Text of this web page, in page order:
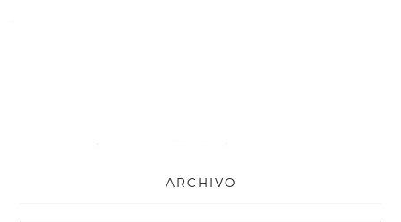
ARCHIVO